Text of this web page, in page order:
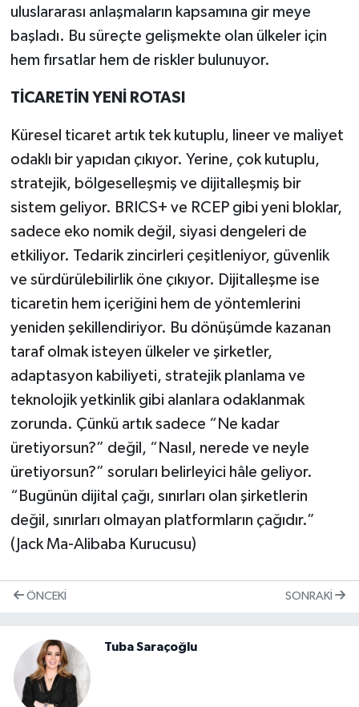
uluslararası anlaşmaların kapsamına gir meye
başladı. Bu süreçte gelişmekte olan ülkeler için
hem fırsatlar hem de riskler bulunuyor.
TİCARETİN YENİ ROTASI
Küresel ticaret artık tek kutuplu, lineer ve maliyet
odaklı bir yapıdan çıkıyor. Yerine, çok kutuplu,
stratejik, bölgeselleşmiş ve dijitalleşmiş bir
sistem geliyor. BRICS+ ve RCEP gibi yeni bloklar,
sadece eko nomik değil, siyasi dengeleri de
etkiliyor. Tedarik zincirleri çeşitleniyor, güvenlik
ve sürdürülebilirlik öne çıkıyor. Dijitalleşme ise
ticaretin hem içeriğini hem de yöntemlerini
yeniden şekillendiriyor. Bu dönüşümde kazanan
taraf olmak isteyen ülkeler ve şirketler,
adaptasyon kabiliyeti, stratejik planlama ve
teknolojik yetkinlik gibi alanlara odaklanmak
zorunda. Çünkü artık sadece “Ne kadar
üretiyorsun?” değil, “Nasıl, nerede ve neyle
üretiyorsun?” soruları belirleyici hâle geliyor.
“Bugünün dijital çağı, sınırları olan şirketlerin
değil, sınırları olmayan platformların çağıdır.”
(Jack Ma-Alibaba Kurucusu)
ÖNCEKI SONRAKI
Tuba Saraçoğlu